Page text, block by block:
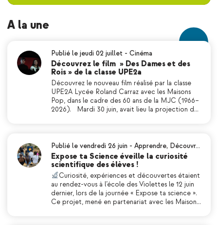
A la une
Publié le jeudi 02 juillet - Cinéma
Découvrez le film » Des Dames et des
Rois » de la classe UPE2a
Découvrez le nouveau film réalisé par la classe
UPE2A Lycée Roland Carraz avec les Maisons
Pop, dans le cadre des 60 ans de la MJC (1966–
2026). Mardi 30 juin, avait lieu la projection d…
Publié le vendredi 26 juin - Apprendre, Découvr…
Expose ta Science éveille la curiosité
scientifique des élèves !
Curiosité, expériences et découvertes étaient
au rendez-vous à l’école des Violettes le 12 juin
dernier, lors de la journée « Expose ta science ».
Ce projet, mené en partenariat avec les Maison…